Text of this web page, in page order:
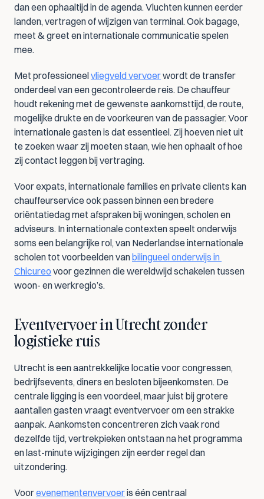
dan een ophaaltijd in de agenda. Vluchten kunnen eerder
landen, vertragen of wijzigen van terminal. Ook bagage,
meet & greet en internationale communicatie spelen
mee.
Met professioneel vliegveld vervoer wordt de transfer
onderdeel van een gecontroleerde reis. De chauffeur
houdt rekening met de gewenste aankomsttijd, de route,
mogelijke drukte en de voorkeuren van de passagier. Voor
internationale gasten is dat essentieel. Zij hoeven niet uit
te zoeken waar zij moeten staan, wie hen ophaalt of hoe
zij contact leggen bij vertraging.
Voor expats, internationale families en private clients kan
chauffeurservice ook passen binnen een bredere
oriëntatiedag met afspraken bij woningen, scholen en
adviseurs. In internationale contexten speelt onderwijs
soms een belangrijke rol, van Nederlandse internationale
scholen tot voorbeelden van bilingueel onderwijs in
Chicureo voor gezinnen die wereldwijd schakelen tussen
woon- en werkregio’s.
Eventvervoer in Utrecht zonder
logistieke ruis
Utrecht is een aantrekkelijke locatie voor congressen,
bedrijfsevents, diners en besloten bijeenkomsten. De
centrale ligging is een voordeel, maar juist bij grotere
aantallen gasten vraagt eventvervoer om een strakke
aanpak. Aankomsten concentreren zich vaak rond
dezelfde tijd, vertrekpieken ontstaan na het programma
en last-minute wijzigingen zijn eerder regel dan
uitzondering.
Voor evenementenvervoer is één centraal